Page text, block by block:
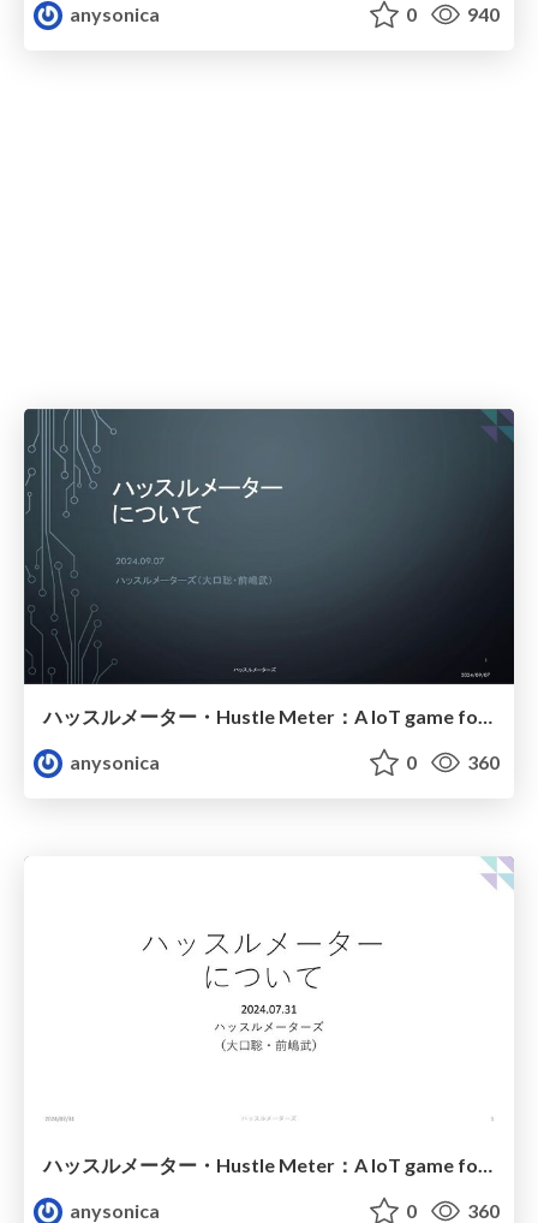
anysonica
0 940
ハッスルメーター・Hustle Meter：A IoT game for very hot Japanese summer
anysonica
0 360
anysonica
0 360